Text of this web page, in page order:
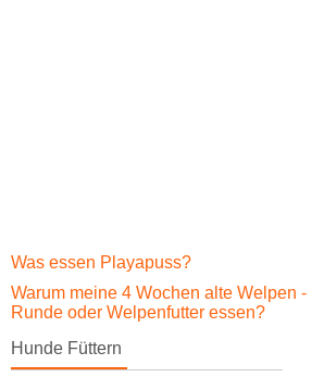
Was essen Playapuss?
Warum meine 4 Wochen alte Welpen -
Runde oder Welpenfutter essen?
Hunde Füttern